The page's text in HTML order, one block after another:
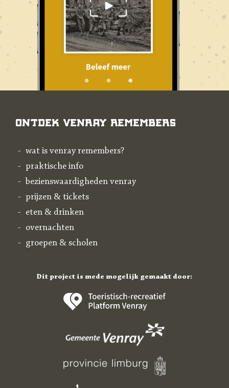
Ontdek Venray Remembers
wat is venray remembers?
praktische info
bezienswaardigheden venray
prijzen & tickets
eten & drinken
overnachten
groepen & scholen
Dit project is mede mogelijk gemaakt door: